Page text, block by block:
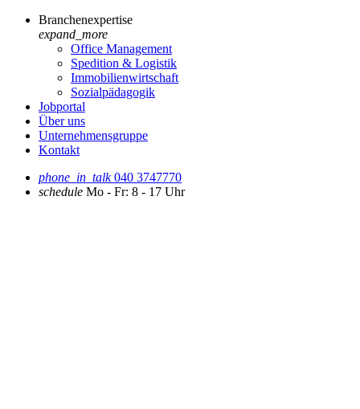
Branchenexpertise
expand_more
Office Management
Spedition & Logistik
Immobilienwirtschaft
Sozialpädagogik
Jobportal
Über uns
Unternehmensgruppe
Kontakt
phone_in_talk 040 3747770
schedule Mo - Fr: 8 - 17 Uhr